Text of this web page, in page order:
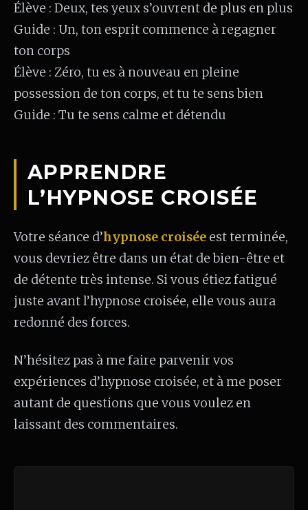
Élève : Deux, tes yeux s’ouvrent de plus en plus
Guide : Un, ton esprit commence à regagner
ton corps
Élève : Zéro, tu es à nouveau en pleine
possession de ton corps, et tu te sens bien
Guide : Tu te sens calme et détendu
APPRENDRE
L’HYPNOSE CROISÉE
Votre séance d’hypnose croisée est terminée,
vous devriez être dans un état de bien-être et
de détente très intense. Si vous étiez fatigué
juste avant l’hypnose croisée, elle vous aura
redonné des forces.
N’hésitez pas à me faire parvenir vos
expériences d’hypnose croisée, et à me poser
autant de questions que vous voulez en
laissant des commentaires.